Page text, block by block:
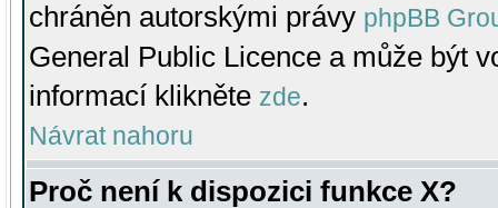
chráněn autorskými právy phpBB
General Public Licence a může být
informací klikněte zde.
Návrat nahoru
Proč není k dispozici funkce X?